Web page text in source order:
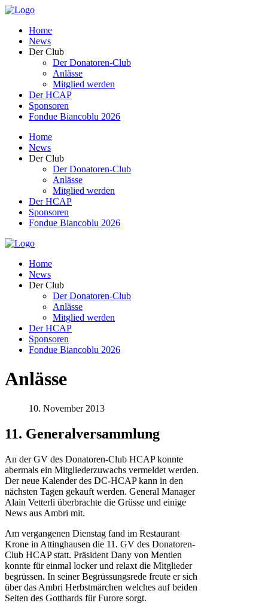
Home
News
Der Club
Der Donatoren-Club
Anlässe
Mitglied werden
Der HCAP
Sponsoren
Fondue Biancoblu 2026
Home
News
Der Club
Der Donatoren-Club
Anlässe
Mitglied werden
Der HCAP
Sponsoren
Fondue Biancoblu 2026
Home
News
Der Club
Der Donatoren-Club
Anlässe
Mitglied werden
Der HCAP
Sponsoren
Fondue Biancoblu 2026
Anlässe
10. November 2013
11. Generalversammlung
An der GV des Donatoren-Club HCAP konnte
abermals ein Mitgliederzuwachs vermeldet werden.
Der neue Kalender des DC-HCAP kann in den
nächsten Tagen gekauft werden. General Manager
Alain Vetterli überbrachte die Grüsse und einige
News aus Ambri mit.
Am vergangenen Dienstag fand im Restaurant
Krone in Attinghausen die 11. GV des Donatoren-
Club HCAP statt. Präsident Dany von Mentlen
konnte für einmal locker und relaxt die Mitglieder
begrüssen. In seiner Begrüssungsrede freute er sich
über das Ambri Herbstmärchen welches auf beiden
Seiten des Gotthards für Furore sorgt.